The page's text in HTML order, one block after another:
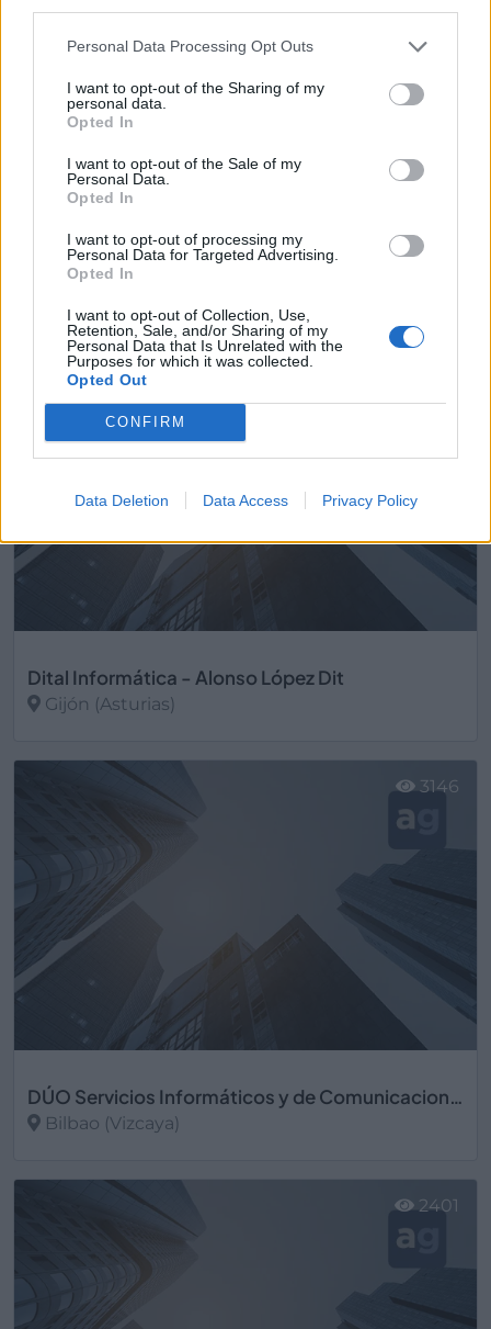
Personal Data Processing Opt Outs
I want to opt-out of the Sharing of my
personal data.
Opted In
I want to opt-out of the Sale of my
Personal Data.
Opted In
I want to opt-out of processing my
Personal Data for Targeted Advertising.
Opted In
I want to opt-out of Collection, Use,
Retention, Sale, and/or Sharing of my
Personal Data that Is Unrelated with the
Purposes for which it was collected.
Opted Out
CONFIRM
Data Deletion Data Access Privacy Policy
Digitec 2000
Gijón (Asturias)
Ver más
Dital Informática - Alonso López Dit
Gijón (Asturias)
DÚO Servicios Informáticos y de Comunicaciones
Bilbao (Vizcaya)
3146
2401